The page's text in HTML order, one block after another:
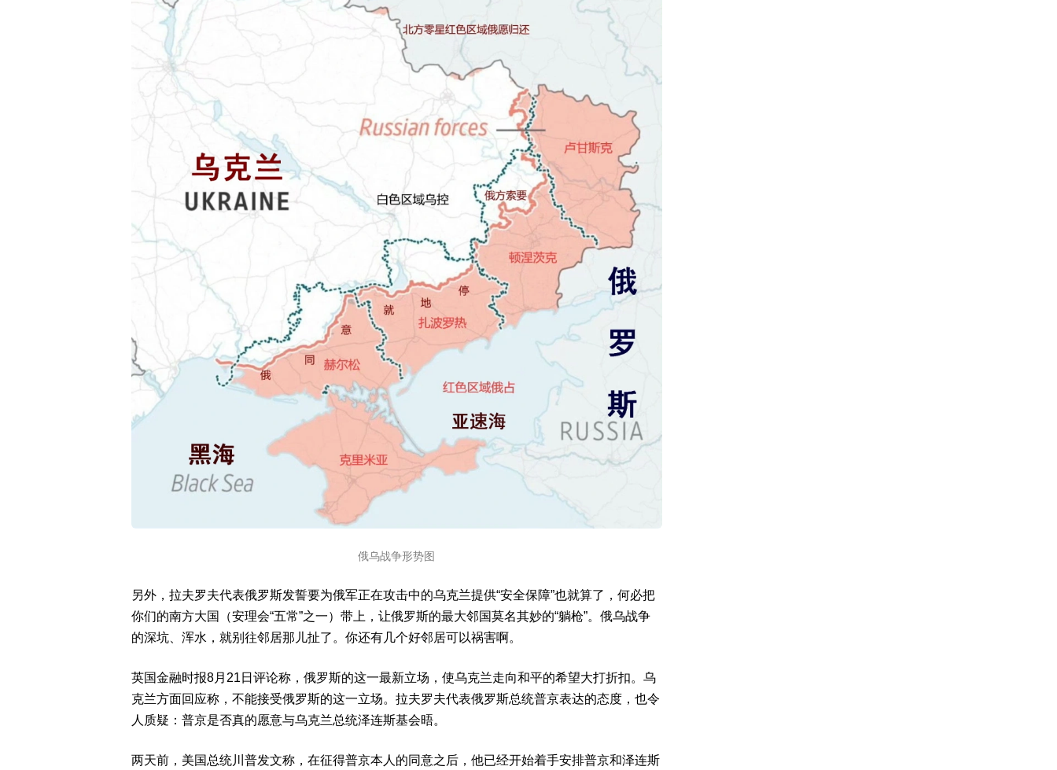
俄乌战争形势图
另外，拉夫罗夫代表俄罗斯发誓要为俄军正在攻击中的乌克兰提供“安全保障”也就算了，何必把
你们的南方大国（安理会“五常”之一）带上，让俄罗斯的最大邻国莫名其妙的“躺枪”。俄乌战争
的深坑、浑水，就别往邻居那儿扯了。你还有几个好邻居可以祸害啊。
英国金融时报8月21日评论称，俄罗斯的这一最新立场，使乌克兰走向和平的希望大打折扣。乌
克兰方面回应称，不能接受俄罗斯的这一立场。拉夫罗夫代表俄罗斯总统普京表达的态度，也令
人质疑：普京是否真的愿意与乌克兰总统泽连斯基会晤。
两天前，美国总统川普发文称，在征得普京本人的同意之后，他已经开始着手安排普京和泽连斯